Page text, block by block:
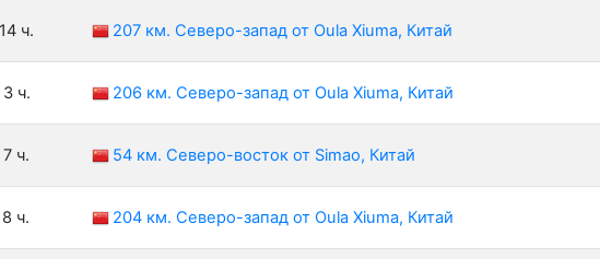
ч. 207 км. Северо-запад от Oula Xiuma, Китай
ч. 206 км. Северо-запад от Oula Xiuma, Китай
ч. 54 км. Северо-восток от Simao, Китай
ч. 204 км. Северо-запад от Oula Xiuma, Китай